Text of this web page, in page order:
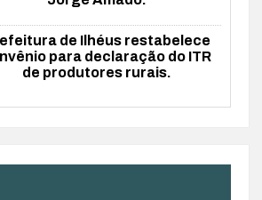
de Ilhéus restabelece
para declaração do ITR
de produtores rurais.